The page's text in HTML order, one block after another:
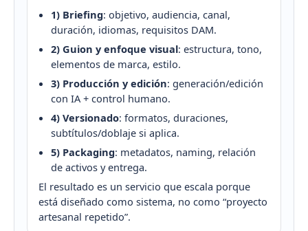
1) Briefing: objetivo, audiencia, canal,
duración, idiomas, requisitos DAM.
2) Guion y enfoque visual: estructura, tono,
elementos de marca, estilo.
3) Producción y edición: generación/edición
con IA + control humano.
4) Versionado: formatos, duraciones,
subtítulos/doblaje si aplica.
5) Packaging: metadatos, naming, relación
de activos y entrega.
El resultado es un servicio que escala porque
está diseñado como sistema, no como “proyecto
artesanal repetido”.